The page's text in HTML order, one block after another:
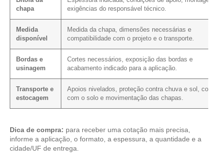
chapa
exigências do responsável técnico.
Medida
disponível
Medida da chapa, dimensões necessárias e
compatibilidade com o projeto e o transporte.
Bordas e
usinagem
Cortes necessários, exposição das bordas e
acabamento indicado para a aplicação.
Transporte e
estocagem
Apoios nivelados, proteção contra chuva e sol,
com o solo e movimentação das chapas.
Dica de compra: para receber uma cotação mais precisa,
informe a aplicação, o formato, a espessura, a quantidade e a
cidade/UF de entrega.